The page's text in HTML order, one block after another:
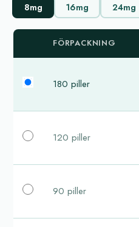
8mg 16mg 24mg
FÖRPACKNING
180 piller
120 piller
90 piller